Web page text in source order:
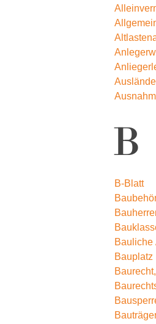
B
B-Blatt
Bauliche
Bauplatz